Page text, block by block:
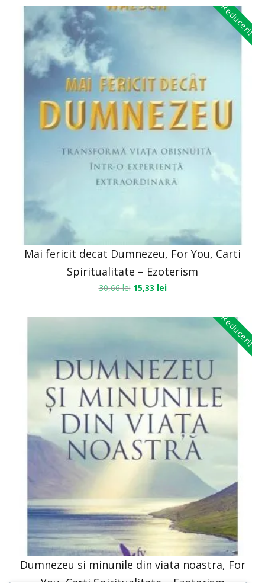
Reduceri!
Mai fericit decat Dumnezeu, For You, Carti
Spiritualitate – Ezoterism
30,66lei 15,33 lei
Reduceri!
Dumnezeu si minunile din viata noastra, For